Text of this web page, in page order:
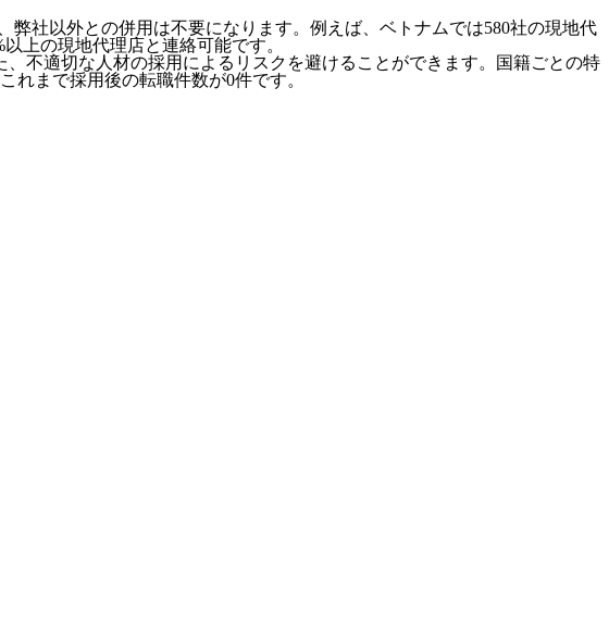
弊社以外との併用は不要になります。例えば、ベトナムでは580社の現地代
上の現地代理店と連絡可能です。
不適切な人材の採用によるリスクを避けることができます。国籍ごとの特
まで採用後の転職件数が0件です。